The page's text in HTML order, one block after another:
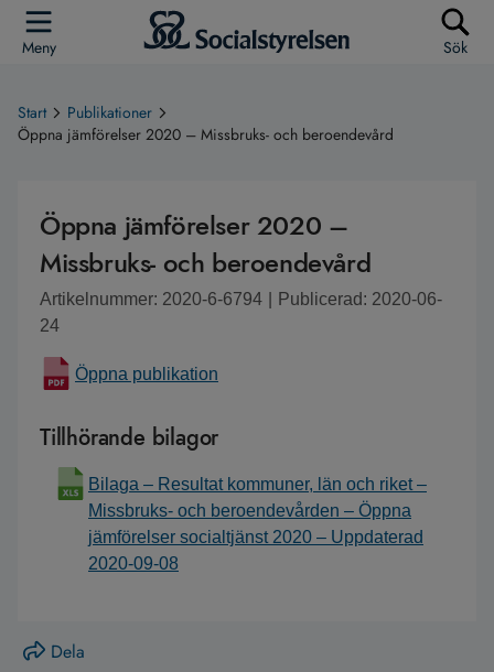
Meny Sök
Start
Publikationer
Öppna jämförelser 2020 – Missbruks- och beroendevård
Öppna jämförelser 2020 –
Missbruks- och beroendevård
Artikelnummer: 2020-6-6794
Publicerad: 2020-06-
24
Öppna publikation
Tillhörande bilagor
Bilaga – Resultat kommuner, län och riket –
Missbruks- och beroendevården – Öppna
jämförelser socialtjänst 2020 – Uppdaterad
2020-09-08
Dela